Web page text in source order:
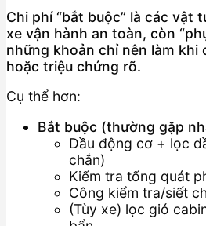
Chi phí “bắt buộc” là các vật
xe vận hành an toàn, còn
những khoản chỉ nên làm khi
hoặc triệu chứng rõ.
Cụ thể hơn:
Bắt buộc (thường gặp
Dầu động cơ + lọc
chắn)
Kiểm tra tổng quát
Công kiểm tra/siết
(Tùy xe) lọc gió